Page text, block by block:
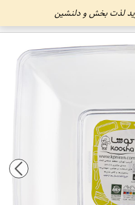
لذت بخش و دلنشین